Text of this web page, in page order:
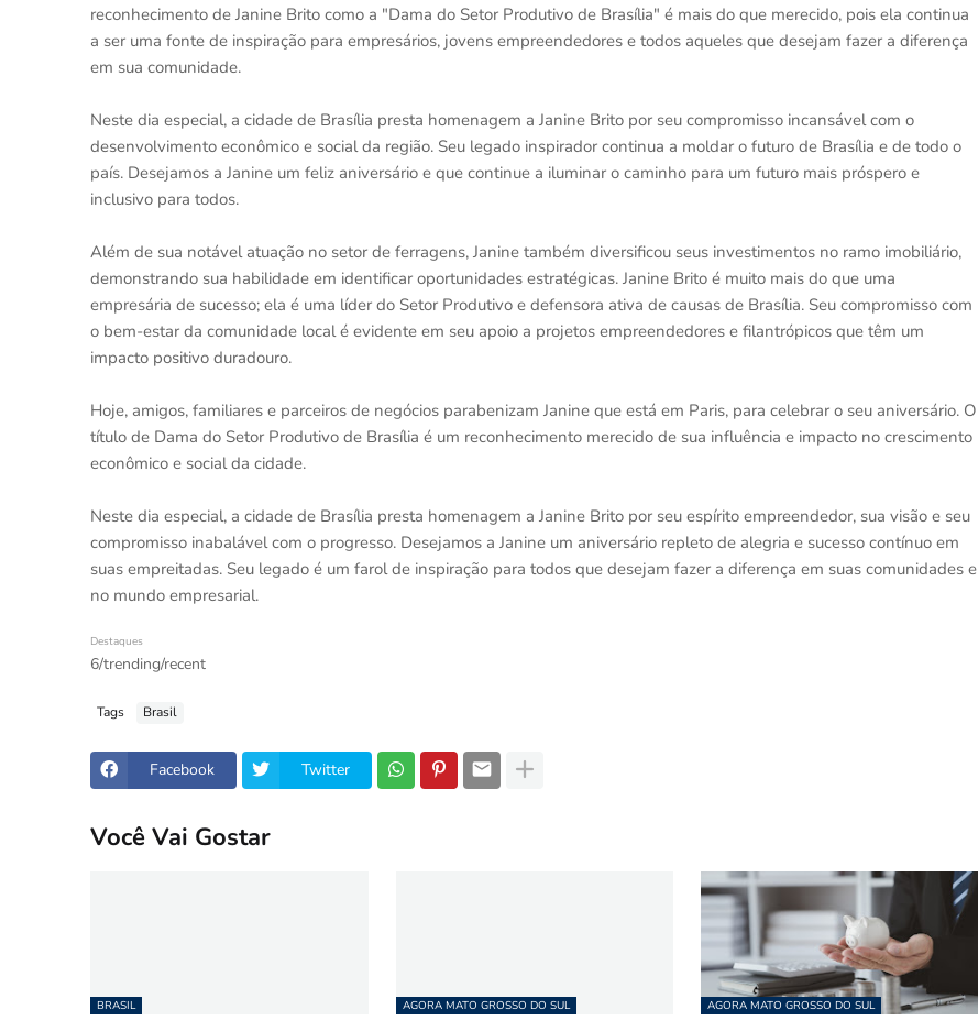
reconhecimento de Janine Brito como a "Dama do Setor Produtivo de Brasília" é mais do que merecido, pois ela continua
a ser uma fonte de inspiração para empresários, jovens empreendedores e todos aqueles que desejam fazer a diferença
em sua comunidade.
Neste dia especial, a cidade de Brasília presta homenagem a Janine Brito por seu compromisso incansável com o
desenvolvimento econômico e social da região. Seu legado inspirador continua a moldar o futuro de Brasília e de todo o
país. Desejamos a Janine um feliz aniversário e que continue a iluminar o caminho para um futuro mais próspero e
inclusivo para todos.
Além de sua notável atuação no setor de ferragens, Janine também diversificou seus investimentos no ramo imobiliário,
demonstrando sua habilidade em identificar oportunidades estratégicas. Janine Brito é muito mais do que uma
empresária de sucesso; ela é uma líder do Setor Produtivo e defensora ativa de causas de Brasília. Seu compromisso com
o bem-estar da comunidade local é evidente em seu apoio a projetos empreendedores e filantrópicos que têm um
impacto positivo duradouro.
Hoje, amigos, familiares e parceiros de negócios parabenizam Janine que está em Paris, para celebrar o seu aniversário. O
título de Dama do Setor Produtivo de Brasília é um reconhecimento merecido de sua influência e impacto no crescimento
econômico e social da cidade.
Neste dia especial, a cidade de Brasília presta homenagem a Janine Brito por seu espírito empreendedor, sua visão e seu
compromisso inabalável com o progresso. Desejamos a Janine um aniversário repleto de alegria e sucesso contínuo em
suas empreitadas. Seu legado é um farol de inspiração para todos que desejam fazer a diferença em suas comunidades e
no mundo empresarial.
Destaques
6/trending/recent
Tags Brasil
Facebook Twitter
Você Vai Gostar
BRASIL AGORA MATO GROSSO DO SUL AGORA MATO GROSSO DO SUL